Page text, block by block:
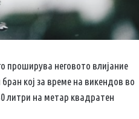
проширува неговото влијание
кој за време на викендов во
литри на метар квадратен